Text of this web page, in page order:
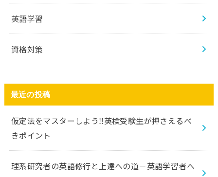
英語学習
資格対策
最近の投稿
仮定法をマスターしよう‼️英検受験生が押さえるべ
きポイント
理系研究者の英語修行と上達への道－英語学習者へ